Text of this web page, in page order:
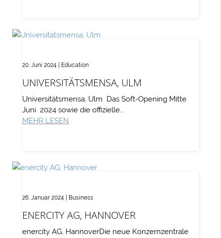
UNIVERSITÄTSMENSA, ULM
20. Juni 2024| Education
Universitätsmensa, Ulm Das Soft-Opening Mitte
Juni 2024 sowie die offizielle...
MEHR LESEN
ENERCITY AG, HANNOVER
26. Januar 2024| Business
enercity AG, HannoverDie neue Konzernzentrale